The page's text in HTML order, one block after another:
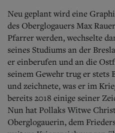
Neu geplant wird eine
des Oberglogauers Max
Pfarrer werden, wechselte
seines Studiums an der
er einberufen und an die
seinem Gewehr trug er
und zeichnete, was er im
bereits 2018 einige seiner
Nun hat Pollaks Witwe
Oberglogauerin, dem